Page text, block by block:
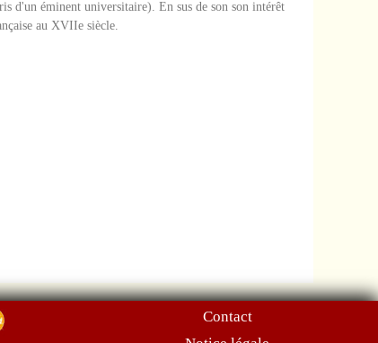
d'un éminent universitaire). En sus de son son intérêt
au XVIIe siècle.
Contact